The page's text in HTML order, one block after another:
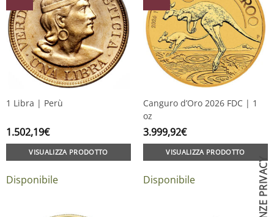
1 Libra | Perù
1.502,19€
VISUALIZZA PRODOTTO
Disponibile
Canguro d’Oro 2026 FDC | 1
oz
3.999,92€
VISUALIZZA PRODOTTO
Disponibile